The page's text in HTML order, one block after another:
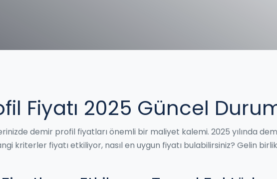
Fiyatı 2025 Güncel
demir profil fiyatları önemli bir maliyet kalemi. 2025 yılında
kriterler fiyatı etkiliyor, nasıl en uygun fiyatı bulabilirsiniz? Gelin